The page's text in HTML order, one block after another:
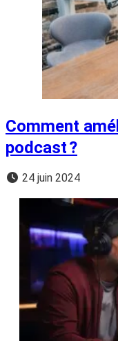
Comment
podcast ?
24 juin 2024